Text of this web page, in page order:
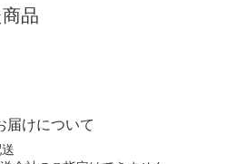
品
届けについて